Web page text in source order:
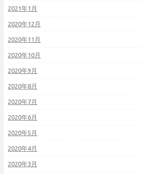
2021年1月
2020年12月
2020年11月
2020年10月
2020年9月
2020年8月
2020年7月
2020年6月
2020年5月
2020年4月
2020年3月